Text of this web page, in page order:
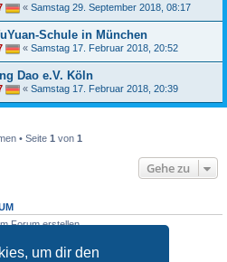
um dir den
« Samstag 29. September 2018, 08:17
Schule in München
« Samstag 17. Februar 2018, 20:52
Dao e.V. Köln
« Samstag 17. Februar 2018, 20:39
• Seite 1 von 1
Gehe zu
Forum erstellen.
nicht ändern.